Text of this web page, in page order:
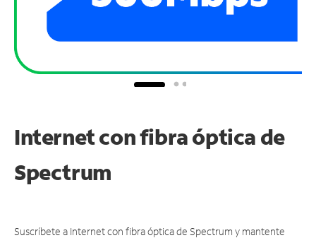
Internet con fibra óptica de
Spectrum
Suscríbete a Internet con fibra óptica de Spectrum y mantente